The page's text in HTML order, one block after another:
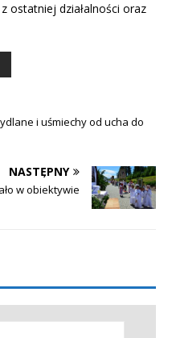
ostatniej działalności oraz
i uśmiechy od ucha do
NASTĘPNY
w obiektywie